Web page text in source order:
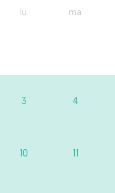
lu ma
3 4
10 11